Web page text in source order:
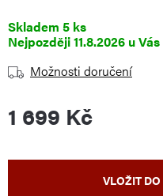
Skladem 5 ks
11.8.2026
Možnosti doručení
1 699 Kč
VLOŽIT